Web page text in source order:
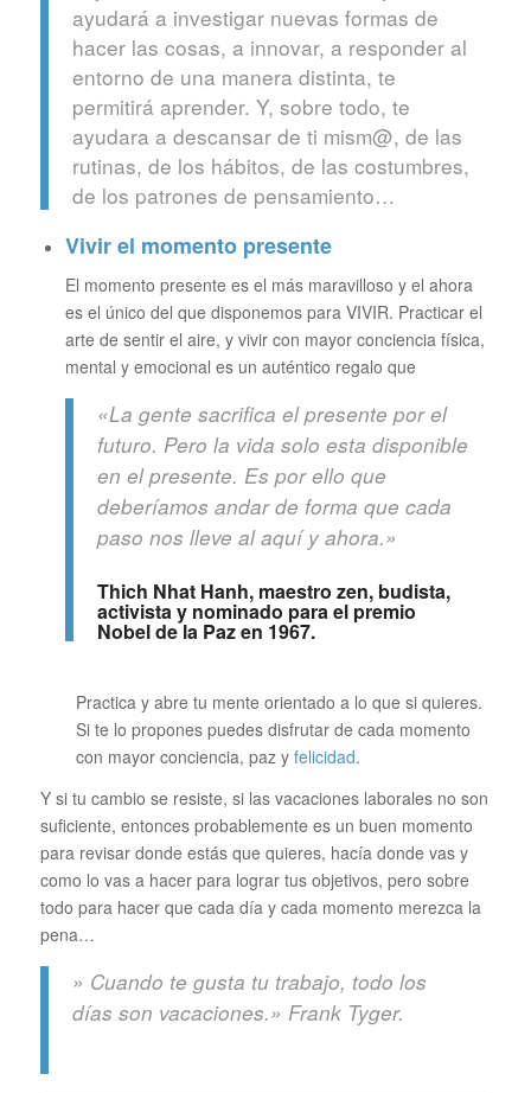
ayudará a investigar nuevas formas de
hacer las cosas, a innovar, a responder al
entorno de una manera distinta, te
permitirá aprender. Y, sobre todo, te
ayudara a descansar de ti mism@, de las
rutinas, de los hábitos, de las costumbres,
de los patrones de pensamiento…
Vivir el momento presente
El momento presente es el más maravilloso y el ahora
es el único del que disponemos para VIVIR. Practicar el
arte de sentir el aire, y vivir con mayor conciencia física,
mental y emocional es un auténtico regalo que
«La gente sacrifica el presente por el
futuro. Pero la vida solo esta disponible
en el presente. Es por ello que
deberíamos andar de forma que cada
paso nos lleve al aquí y ahora.»
Thich Nhat Hanh, maestro zen, budista,
activista y nominado para el premio
Nobel de la Paz en 1967.
Practica y abre tu mente orientado a lo que si quieres.
Si te lo propones puedes disfrutar de cada momento
con mayor conciencia, paz y felicidad.
Y si tu cambio se resiste, si las vacaciones laborales no son
suficiente, entonces probablemente es un buen momento
para revisar donde estás que quieres, hacía donde vas y
como lo vas a hacer para lograr tus objetivos, pero sobre
todo para hacer que cada día y cada momento merezca la
pena…
» Cuando te gusta tu trabajo, todo los
días son vacaciones.» Frank Tyger.